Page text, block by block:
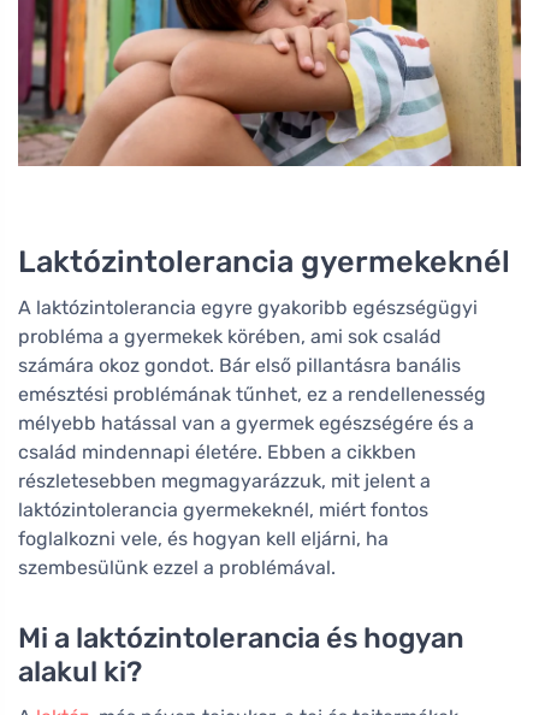
Laktózintolerancia gyermekeknél
A laktózintolerancia egyre gyakoribb egészségügyi
probléma a gyermekek körében, ami sok család
számára okoz gondot. Bár első pillantásra banális
emésztési problémának tűnhet, ez a rendellenesség
mélyebb hatással van a gyermek egészségére és a
család mindennapi életére. Ebben a cikkben
részletesebben megmagyarázzuk, mit jelent a
laktózintolerancia gyermekeknél, miért fontos
foglalkozni vele, és hogyan kell eljárni, ha
szembesülünk ezzel a problémával.
Mi a laktózintolerancia és hogyan
alakul ki?